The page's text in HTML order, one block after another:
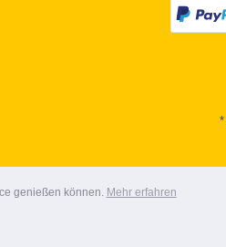
genießen können. Mehr erfahren
*